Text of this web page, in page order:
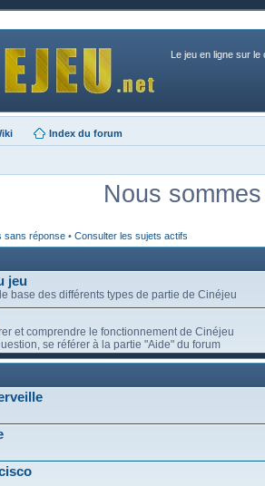
Le jeu en ligne sur le
Index du forum
Nous
sans réponse • Consulter les sujets actifs
jeu
base des différents types de partie de Cinéjeu
et comprendre le fonctionnement de Cinéjeu
se référer à la partie "Aide" du forum